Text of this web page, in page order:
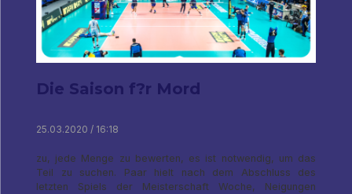
Die Saison f?r Mord
25.03.2020 / 16:18
zu, jede Menge zu bewerten, es ist notwendig, um das
Teil zu suchen. Paar hielt nach dem Abschluss des
letzten Spiels der Meisterschaft Woche, Neigungen